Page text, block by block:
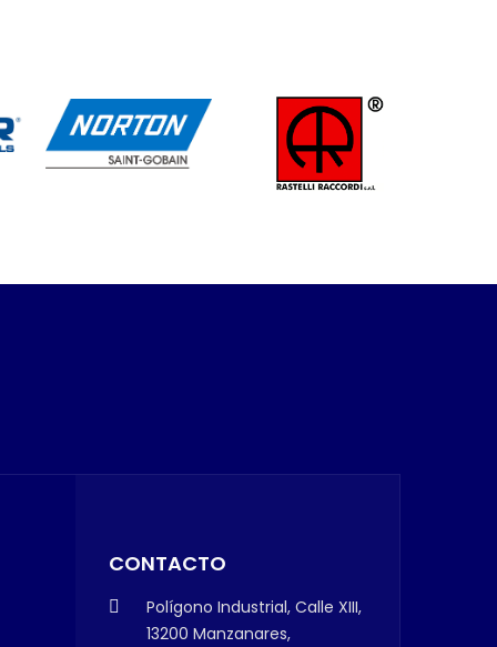
CONTACTO
Polígono Industrial, Calle XIII,
13200 Manzanares,